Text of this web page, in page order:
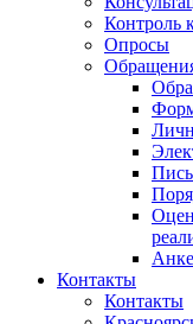
Контроль
Опросы
Контакты
Контакты